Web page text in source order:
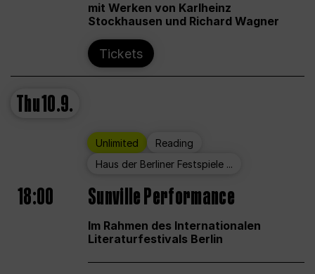
mit Werken von Karlheinz
Stockhausen und Richard Wagner
Tickets
Thu10.9.
Unlimited
Reading
Haus der Berliner Festspiele ...
18:00 Sunville Performance
Im Rahmen des Internationalen
Literaturfestivals Berlin